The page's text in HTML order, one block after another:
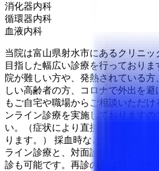
消化器内科
循環器内科
血液内科
当院は富山県射水市にあるクリニッ
目指した幅広い診療を行っており
院が難しい方や、発熱されている
しい高齢者の方、コロナで外出を
もご自宅や職場からご相談いただ
ンライン診療を実施しておりますの
い。（症状により直接受診をお勧
ります。） 採血時などのみ対面診
ライン診療と、対面診療とオンラ
診も可能です。再診の方は対面診察